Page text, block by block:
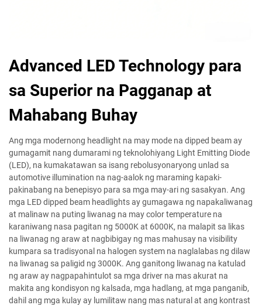
Advanced LED Technology para
sa Superior na Pagganap at
Mahabang Buhay
Ang mga modernong headlight na may mode na dipped beam ay
gumagamit nang dumarami ng teknolohiyang Light Emitting Diode
(LED), na kumakatawan sa isang rebolusyonaryong unlad sa
automotive illumination na nag-aalok ng maraming kapaki-
pakinabang na benepisyo para sa mga may-ari ng sasakyan. Ang
mga LED dipped beam headlights ay gumagawa ng napakaliwanag
at malinaw na puting liwanag na may color temperature na
karaniwang nasa pagitan ng 5000K at 6000K, na malapit sa likas
na liwanag ng araw at nagbibigay ng mas mahusay na visibility
kumpara sa tradisyonal na halogen system na naglalabas ng dilaw
na liwanag sa paligid ng 3000K. Ang ganitong liwanag na katulad
ng araw ay nagpapahintulot sa mga driver na mas akurat na
makita ang kondisyon ng kalsada, mga hadlang, at mga panganib,
dahil ang mga kulay ay lumilitaw nang mas natural at ang kontrast